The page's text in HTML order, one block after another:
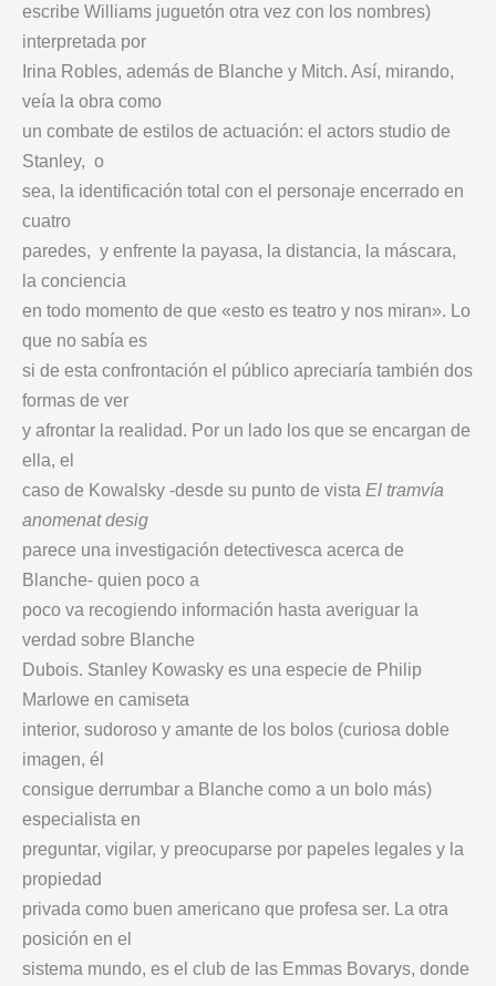
escribe Williams juguetón otra vez con los nombres)
interpretada por
Irina Robles, además de Blanche y Mitch. Así, mirando,
veía la obra como
un combate de estilos de actuación: el actors studio de
Stanley, o
sea, la identificación total con el personaje encerrado en
cuatro
paredes, y enfrente la payasa, la distancia, la máscara,
la conciencia
en todo momento de que «esto es teatro y nos miran». Lo
que no sabía es
si de esta confrontación el público apreciaría también dos
formas de ver
y afrontar la realidad. Por un lado los que se encargan de
ella, el
caso de Kowalsky -desde su punto de vista El tramvía
anomenat desig
parece una investigación detectivesca acerca de
Blanche- quien poco a
poco va recogiendo información hasta averiguar la
verdad sobre Blanche
Dubois. Stanley Kowasky es una especie de Philip
Marlowe en camiseta
interior, sudoroso y amante de los bolos (curiosa doble
imagen, él
consigue derrumbar a Blanche como a un bolo más)
especialista en
preguntar, vigilar, y preocuparse por papeles legales y la
propiedad
privada como buen americano que profesa ser. La otra
posición en el
sistema mundo, es el club de las Emmas Bovarys, donde